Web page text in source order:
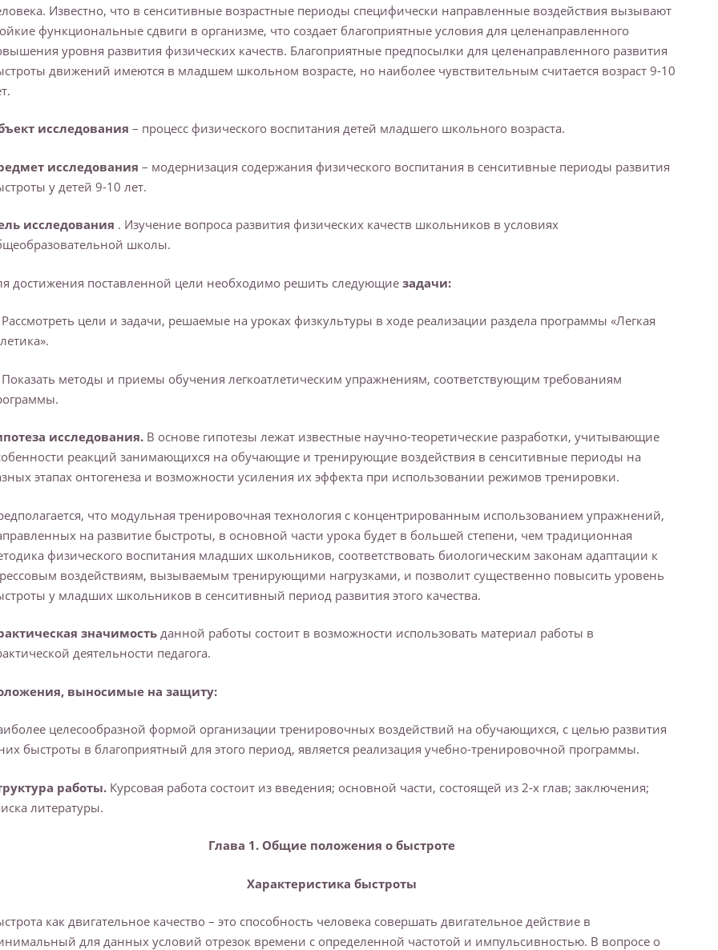
Известно, что в сенситивные возрастные периоды специфически направленные воздействия вызывают
функциональные сдвиги в организме, что создает благоприятные условия для целенаправленного
уровня развития физических качеств. Благоприятные предпосылки для целенаправленного развития
движений имеются в младшем школьном возрасте, но наиболее чувствительным считается возраст 9-10
исследования – процесс физического воспитания детей младшего школьного возраста.
исследования – модернизация содержания физического воспитания в сенситивные периоды развития
у детей 9-10 лет.
исследования . Изучение вопроса развития физических качеств школьников в условиях
школы.
достижения поставленной цели необходимо решить следующиезадачи:
цели и задачи, решаемые на уроках физкультуры в ходе реализации раздела программы «Легкая
Показать методы и приемы обучения легкоатлетическим упражнениям, соответствующим требованиям
исследования. В основе гипотезы лежат известные научно-теоретические разработки, учитывающие
реакций занимающихся на обучающие и тренирующие воздействия в сенситивные периоды на
этапах онтогенеза и возможности усиления их эффекта при использовании режимов тренировки.
что модульная тренировочная технология с концентрированным использованием упражнений,
на развитие быстроты, в основной части урока будет в большей степени, чем традиционная
физического воспитания младших школьников, соответствовать биологическим законам адаптации к
воздействиям, вызываемым тренирующими нагрузками, и позволит существенно повысить уровень
у младших школьников в сенситивный период развития этого качества.
значимость данной работы состоит в возможности использовать материал работы в
деятельности педагога.
выносимые на защиту:
целесообразной формой организации тренировочных воздействий на обучающихся, с целью развития
быстроты в благоприятный для этого период, является реализация учебно-тренировочной программы.
работы. Курсовая работа состоит из введения; основной части, состоящей из 2-х глав; заключения;
литературы.
Глава 1. Общие положения о быстроте
Характеристика быстроты
как двигательное качество – это способность человека совершать двигательное действие в
для данных условий отрезок времени с определенной частотой и импульсивностью. В вопросе о